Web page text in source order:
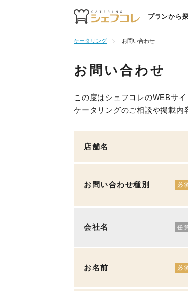
プランから
ケータリング お問い合わせ
お問い合わせ
この度はシェフコレのWEBサ
ケータリングのご相談や掲載内
店舗名
お問い合わせ種別 必
会社名 任
お名前 必